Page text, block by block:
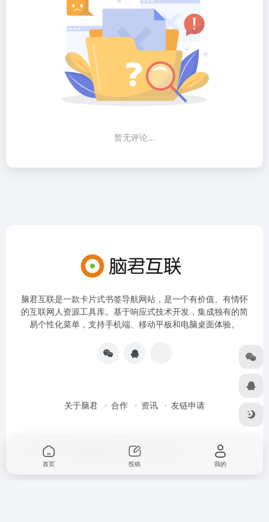
暂无评论...
脑君互联是一款卡片式书签导航网站，是一个有价值、有情怀
的互联网人资源工具库。基于响应式技术开发，集成独有的简
易个性化菜单，支持手机端、移动平板和电脑桌面体验。
关于脑君 合作 资讯 友链申请
Copyright © 2026 京ICP备19022836号-4
首页 投稿 我的